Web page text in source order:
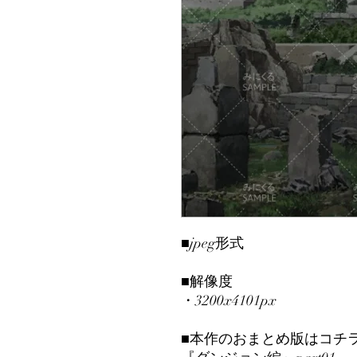
■jpeg形式
■解像度
・3200x4101px
■本作のおまとめ版はコチ